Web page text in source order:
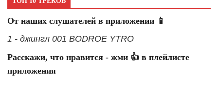
От наших слушателей в приложении 📱
1 - джингл 001 BODROE YTRO
Расскажи, что нравится - жми 👍 в плейлисте
приложения